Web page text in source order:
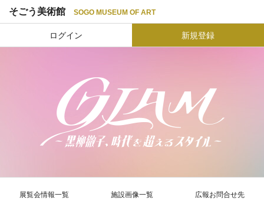
そごう美術館 SOGO MUSEUM OF ART
ログイン 新規登録
展覧会情報一覧 施設画像一覧 広報お問合せ先